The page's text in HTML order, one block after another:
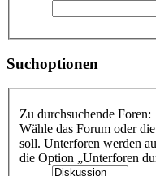
Suchoptionen
Zu durchsuchende Foren:
Wähle das Forum oder
soll. Unterforen werden
die Option „Unterforen